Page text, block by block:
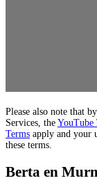
Please also note that
Services, the YouTube
Terms apply and your
these terms.
Berta en